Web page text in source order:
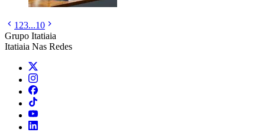
1 23...10
Grupo Itatiaia
Itatiaia Nas Redes